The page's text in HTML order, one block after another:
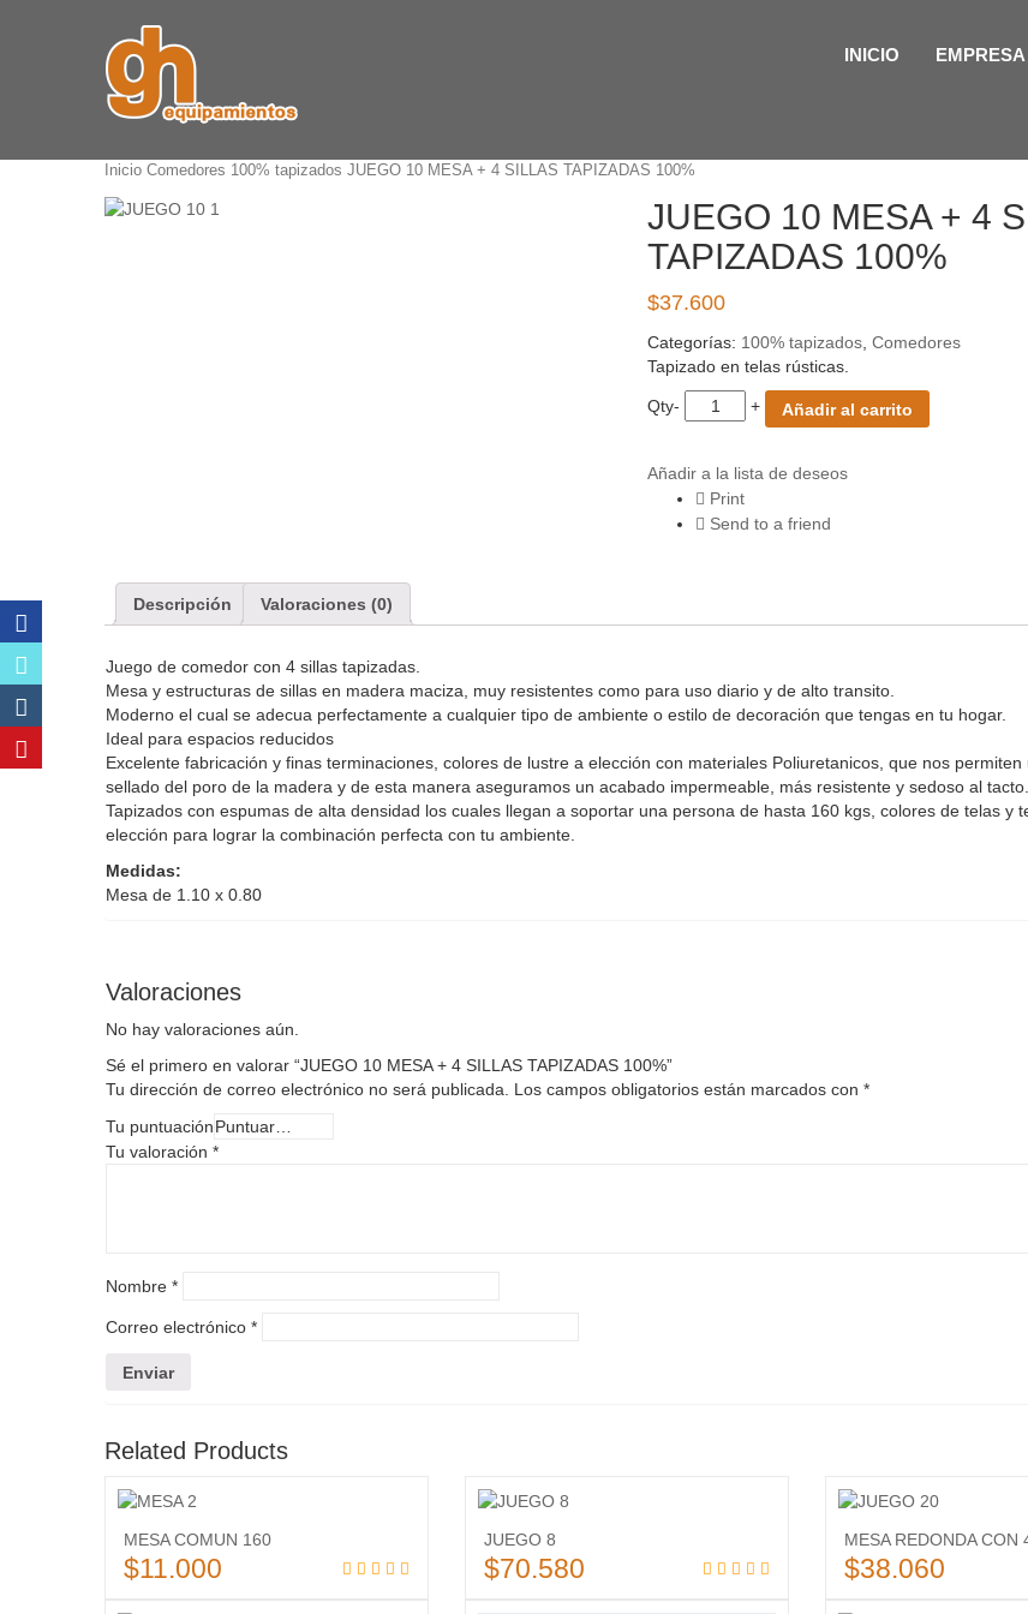
INICIO EMPRESA
Inicio Comedores 100% tapizados JUEGO 10 MESA + 4 SILLAS TAPIZADAS 100%
JUEGO 10 MESA + 4
TAPIZADAS 100%
$37.600
Categorías: 100% tapizados ,Comedores
Tapizado en telas rústicas.
Qty- + Añadir al carrito
Añadir a la lista de deseos
Print
Send to a friend
Descripción Valoraciones (0)
Juego de comedor con 4 sillas tapizadas.
Mesa y estructuras de sillas en madera maciza, muy resistentes como para uso diario y de alto transito.
Moderno el cual se adecua perfectamente a cualquier tipo de ambiente o estilo de decoración que tengas en tu hogar.
Ideal para espacios reducidos
Excelente fabricación y finas terminaciones, colores de lustre a elección con materiales Poliuretanicos, que nos permiten
sellado del poro de la madera y de esta manera aseguramos un acabado impermeable, más resistente y sedoso al tacto.
Tapizados con espumas de alta densidad los cuales llegan a soportar una persona de hasta 160 kgs, colores de telas y
elección para lograr la combinación perfecta con tu ambiente.
Medidas:
Mesa de 1.10 x 0.80
Valoraciones
No hay valoraciones aún.
Sé el primero en valorar “JUEGO 10 MESA + 4 SILLAS TAPIZADAS 100%”
Tu dirección de correo electrónico no será publicada.
Los campos obligatorios están marcados con *
Tu puntuación
Tu valoración *
Nombre *
Correo electrónico *
Related Products
a la
MESA COMUN 160
$11.000
a la
JUEGO 8
$70.580
MESA REDONDA CON
$38.060